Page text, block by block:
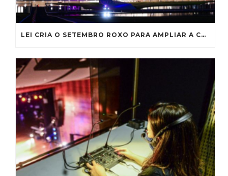
LEI CRIA O SETEMBRO ROXO PARA AMPLIAR A CONSCIENTIZAÇÃO SOBRE A FIBROSE CÍSTICA